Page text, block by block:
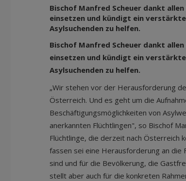
Bischof Manfred Scheuer dankt
einsetzen und kündigt ein
Asylsuchenden zu helfen.
Bischof Manfred Scheuer dankt
einsetzen und kündigt ein
Asylsuchenden zu helfen.
„Wir stehen vor der Herausforderung
Österreich. Und es geht um die
Beschäftigungsmöglichkeiten von
anerkannten Flüchtlingen", so Bischof
Flüchtlinge, die derzeit nach Österreich
fassen sei eine Herausforderung an
sind und für die Bevölkerung, die
stellt aber auch für die konkreten